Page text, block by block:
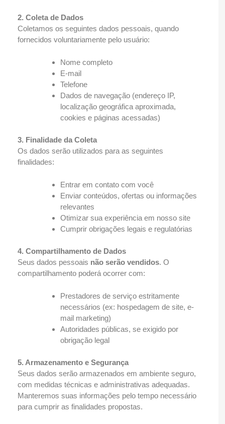
2. Coleta de Dados
Coletamos os seguintes dados pessoais, quando
fornecidos voluntariamente pelo usuário:
Nome completo
E-mail
Telefone
Dados de navegação (endereço IP,
localização geográfica aproximada,
cookies e páginas acessadas)
3. Finalidade da Coleta
Os dados serão utilizados para as seguintes
finalidades:
Entrar em contato com você
Enviar conteúdos, ofertas ou informações
relevantes
Otimizar sua experiência em nosso site
Cumprir obrigações legais e regulatórias
4. Compartilhamento de Dados
Seus dados pessoais não serão vendidos. O
compartilhamento poderá ocorrer com:
Prestadores de serviço estritamente
necessários (ex: hospedagem de site, e-
mail marketing)
Autoridades públicas, se exigido por
obrigação legal
5. Armazenamento e Segurança
Seus dados serão armazenados em ambiente seguro,
com medidas técnicas e administrativas adequadas.
Manteremos suas informações pelo tempo necessário
para cumprir as finalidades propostas.